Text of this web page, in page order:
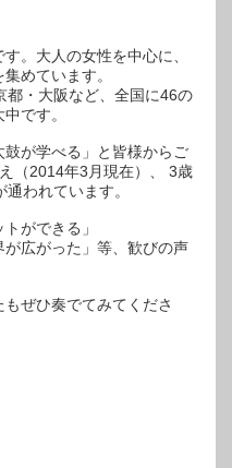
。大人の女性を中心に、
めています。
都・大阪など、全国に46の
です。
鼓が学べる」と皆様からご
（2014年3月現在）、 3歳
われています。
ができる」
が広がった」等、歓びの声
ぜひ奏でてみてくださ